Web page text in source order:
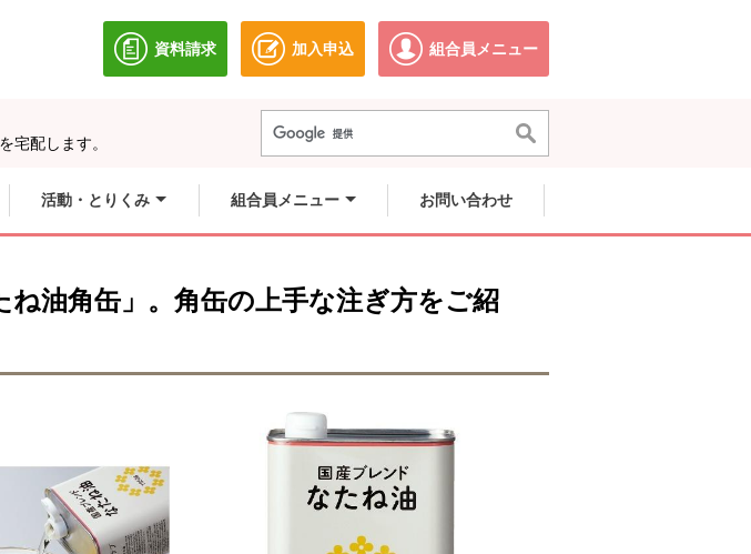
資料請求
別のウィンドウで開きます。
加入申込
別のウィンドウで開きます。
組合員メニュー
別のウィンドウで開きます。
宅配します。
活動・とりくみ 組合員メニュー お問い合わせ
油角缶」。角缶の上手な注ぎ方をご紹